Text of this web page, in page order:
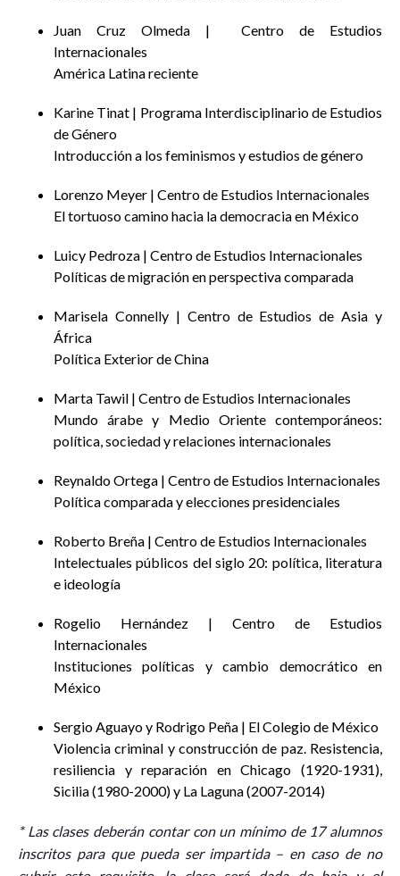
Juan Cruz Olmeda | Centro de Estudios
Internacionales
América Latina reciente
Karine Tinat | Programa Interdisciplinario de Estudios
de Género
Introducción a los feminismos y estudios de género
Lorenzo Meyer | Centro de Estudios Internacionales
El tortuoso camino hacia la democracia en México
Luicy Pedroza | Centro de Estudios Internacionales
Políticas de migración en perspectiva comparada
Marisela Connelly | Centro de Estudios de Asia y
África
Política Exterior de China
Marta Tawil | Centro de Estudios Internacionales
Mundo árabe y Medio Oriente contemporáneos:
política, sociedad y relaciones internacionales
Reynaldo Ortega | Centro de Estudios Internacionales
Política comparada y elecciones presidenciales
Roberto Breña | Centro de Estudios Internacionales
Intelectuales públicos del siglo 20: política, literatura
e ideología
Rogelio Hernández | Centro de Estudios
Internacionales
Instituciones políticas y cambio democrático en
México
Sergio Aguayo y Rodrigo Peña | El Colegio de México
Violencia criminal y construcción de paz. Resistencia,
resiliencia y reparación en Chicago (1920-1931),
Sicilia (1980-2000) y La Laguna (2007-2014)
* Las clases deberán contar con un mínimo de 17 alumnos
inscritos para que pueda ser impartida – en caso de no